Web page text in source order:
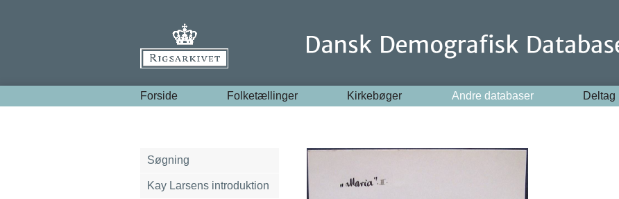
Forside Folketællinger Kirkebøger Andre databaser Deltag
Søgning
Kay Larsens introduktion